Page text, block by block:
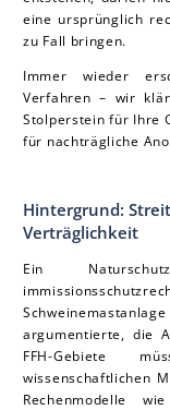
eine ursprünglich
zu Fall bringen.
Immer wieder
Verfahren – wir
Stolperstein für Ihre
für nachträgliche
Hintergrund:
Verträglichkeit
Ein
argumentierte, die
FFH-Gebiete
wissenschaftlichen
Rechenmodelle